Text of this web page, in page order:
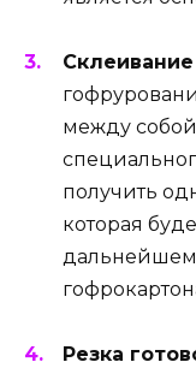
между
получить
которая
дальнейшем
Резка